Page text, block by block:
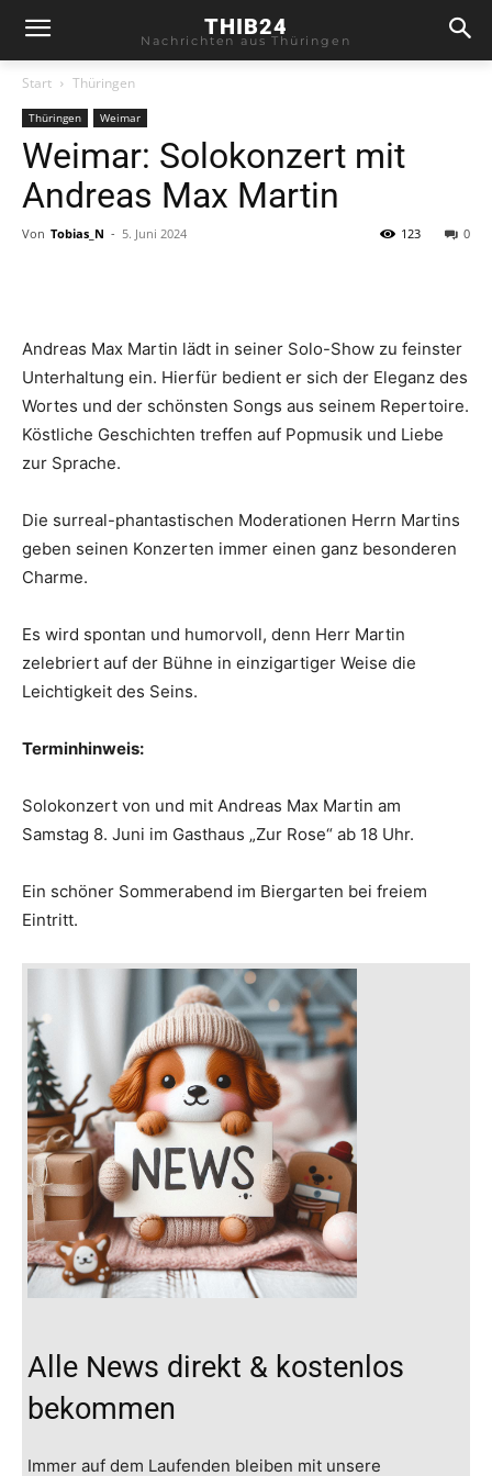
THIB24
Nachrichten aus Thüringen
Start Thüringen
Thüringen Weimar
Weimar: Solokonzert mit
Andreas Max Martin
Von Tobias_N - 5. Juni 2024 0
123
Andreas Max Martin lädt in seiner Solo-Show zu feinster
Unterhaltung ein. Hierfür bedient er sich der Eleganz des
Wortes und der schönsten Songs aus seinem Repertoire.
Köstliche Geschichten treffen auf Popmusik und Liebe
zur Sprache.
Die surreal-phantastischen Moderationen Herrn Martins
geben seinen Konzerten immer einen ganz besonderen
Charme.
Es wird spontan und humorvoll, denn Herr Martin
zelebriert auf der Bühne in einzigartiger Weise die
Leichtigkeit des Seins.
Terminhinweis:
Solokonzert von und mit Andreas Max Martin am
Samstag 8. Juni im Gasthaus „Zur Rose“ ab 18 Uhr.
Ein schöner Sommerabend im Biergarten bei freiem
Eintritt.
Alle News direkt & kostenlos
bekommen
Immer auf dem Laufenden bleiben mit unsere